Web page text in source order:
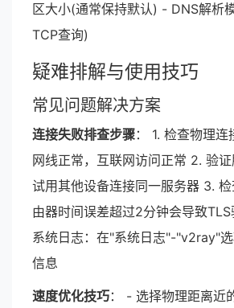
区大小(通常保持默认) - DNS解析
TCP查询)
疑难排解与使用技巧
常见问题解决方案
连接失败排查步骤： 1. 检查物理
网线正常，互联网访问正常 2. 验
试用其他设备连接同一服务器 3.
由器时间误差超过2分钟会导致
系统日志：在"系统日志"-"v2ray"
信息
速度优化技巧： - 选择物理距离近